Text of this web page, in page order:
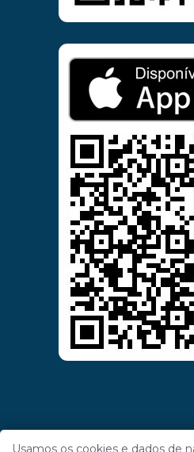
Usamos os cookies e dados de